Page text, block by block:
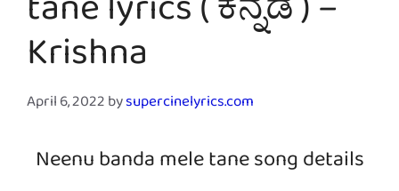
tane lyrics ( ಕನ್ನಡ ) –
Krishna
April 6, 2022bysupercinelyrics.com
Neenu banda mele tane song details